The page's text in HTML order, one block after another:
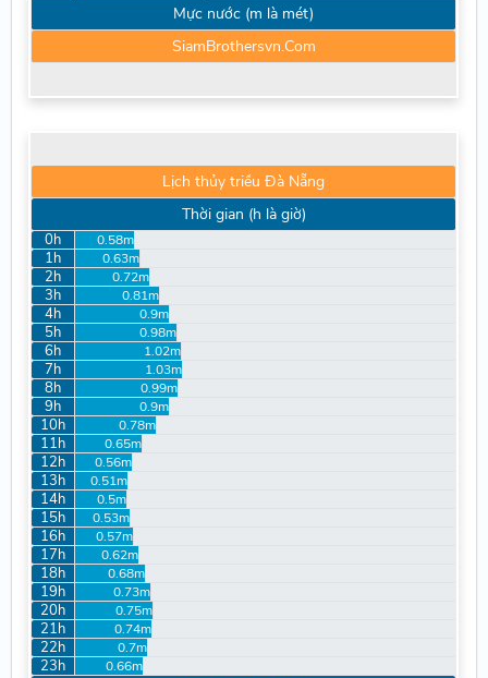
Mực nước (m là mét)
SiamBrothersvn.Com
Lịch thủy triều Đà Nẵng
Thời gian (h là giờ)
0h 0.58m
1h 0.63m
2h 0.72m
3h 0.81m
4h 0.9m
5h 0.98m
6h 1.02m
7h 1.03m
8h 0.99m
9h 0.9m
10h 0.78m
11h 0.65m
12h 0.56m
13h 0.51m
14h 0.5m
15h 0.53m
16h 0.57m
17h 0.62m
18h 0.68m
19h 0.73m
20h 0.75m
21h 0.74m
22h 0.7m
23h 0.66m